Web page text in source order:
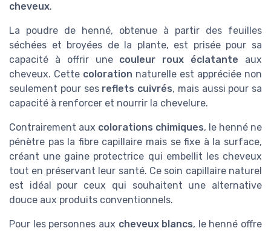
cheveux.
La poudre de henné, obtenue à partir des feuilles
séchées et broyées de la plante, est prisée pour sa
capacité à offrir une couleur roux éclatante aux
cheveux. Cette coloration naturelle est appréciée non
seulement pour ses reflets cuivrés, mais aussi pour sa
capacité à renforcer et nourrir la chevelure.
Contrairement aux colorations chimiques, le henné ne
pénètre pas la fibre capillaire mais se fixe à la surface,
créant une gaine protectrice qui embellit les cheveux
tout en préservant leur santé. Ce soin capillaire naturel
est idéal pour ceux qui souhaitent une alternative
douce aux produits conventionnels.
Pour les personnes aux cheveux blancs, le henné offre